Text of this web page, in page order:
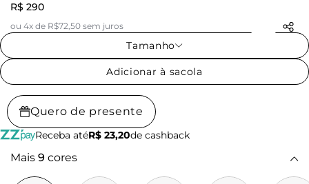
R$ 290
ou 4x de R$72,50 sem juros
Tamanho
Adicionar à sacola
Quero de presente
Receba atéR$ 23,20de cashback
Mais 9 cores